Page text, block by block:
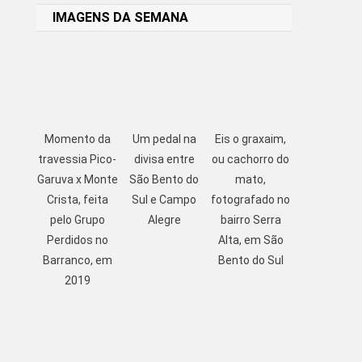
IMAGENS DA SEMANA
Momento da
travessia Pico-
Garuva x Monte
Crista, feita
pelo Grupo
Perdidos no
Barranco, em
2019
Um pedal na
divisa entre
São Bento do
Sul e Campo
Alegre
Eis o graxaim,
ou cachorro do
mato,
fotografado no
bairro Serra
Alta, em São
Bento do Sul